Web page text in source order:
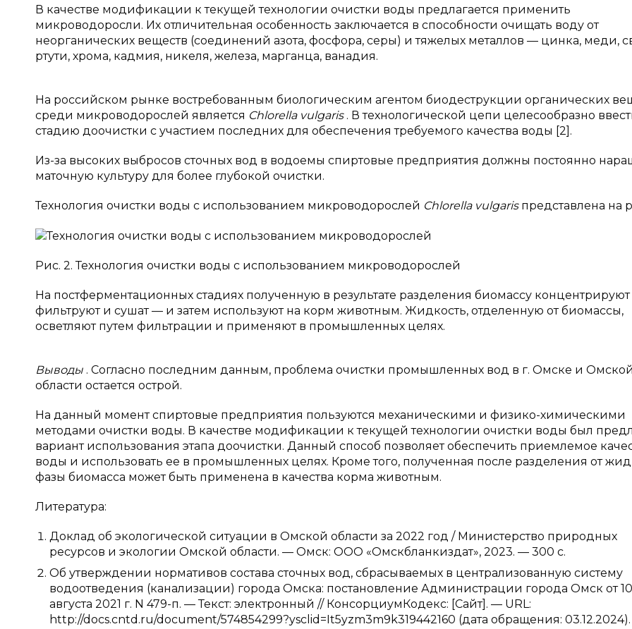
В качестве модификации к текущей технологии очистки воды предлагается применить
микроводоросли. Их отличительная особенность заключается в способности очищать воду от
неорганических веществ (соединений азота, фосфора, серы) и тяжелых металлов — цинка, меди,
ртути, хрома, кадмия, никеля, железа, марганца, ванадия.
На российском рынке востребованным биологическим агентом биодеструкции органических
среди микроводорослей является Chlorella vulgaris . В технологической цепи целесообразно
стадию доочистки с участием последних для обеспечения требуемого качества воды [2].
Из-за высоких выбросов сточных вод в водоемы спиртовые предприятия должны постоянно
маточную культуру для более глубокой очистки.
Технология очистки воды с использованием микроводорослей Chlorella vulgaris представлена на
Рис. 2. Технология очистки воды с использованием микроводорослей
На постферментационных стадиях полученную в результате разделения биомассу
фильтруют и сушат — и затем используют на корм животным. Жидкость, отделенную от биомассы,
осветляют путем фильтрации и применяют в промышленных целях.
Выводы . Согласно последним данным, проблема очистки промышленных вод в г. Омске и Омской
области остается острой.
На данный момент спиртовые предприятия пользуются механическими и физико-химическими
методами очистки воды. В качестве модификации к текущей технологии очистки воды был
вариант использования этапа доочистки. Данный способ позволяет обеспечить приемлемое
воды и использовать ее в промышленных целях. Кроме того, полученная после разделения от
фазы биомасса может быть применена в качества корма животным.
Литература:
Доклад об экологической ситуации в Омской области за 2022 год / Министерство природных
ресурсов и экологии Омской области. — Омск: ООО «Омскбланкиздат», 2023. — 300 с.
Об утверждении нормативов состава сточных вод, сбрасываемых в централизованную систему
водоотведения (канализации) города Омска: постановление Администрации города Омск от 10
августа 2021 г. N 479-п. — Текст: электронный // КонсорциумКодекс: [Сайт]. — URL:
http://docs.cntd.ru/document/574854299?ysclid=It5yzm3m9k319442160 (дата обращения: 03.12.2024).